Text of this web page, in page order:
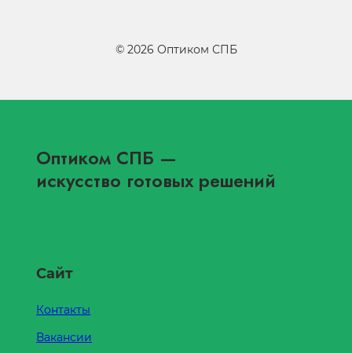
© 2026 Оптиком СПБ
Оптиком СПБ —
искусство готовых решений
Сайт
Контакты
Вакансии